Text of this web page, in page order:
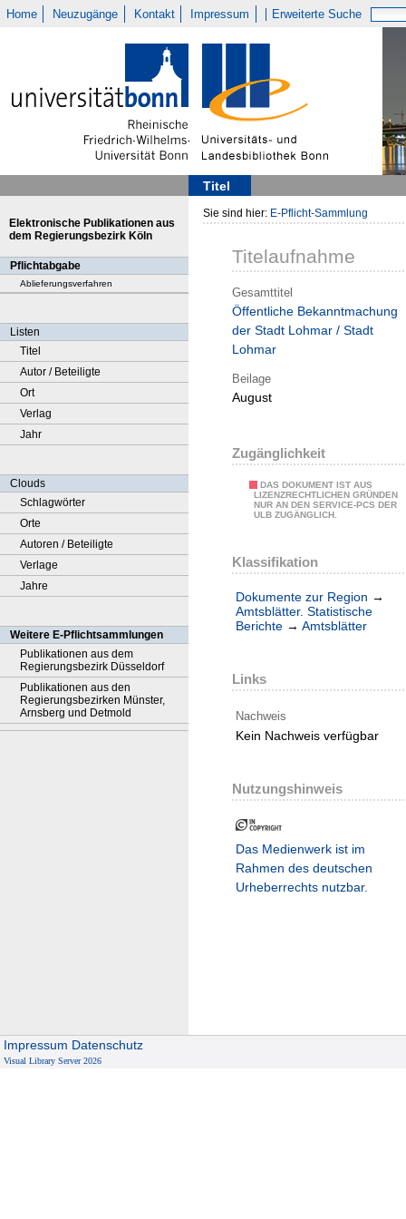
Home Neuzugänge Kontakt Impressum Erweiterte Suche
Titel
Elektronische Publikationen aus
dem Regierungsbezirk Köln
Pflichtabgabe
Ablieferungsverfahren
Listen
Titel
Autor / Beteiligte
Ort
Verlag
Jahr
Clouds
Schlagwörter
Orte
Autoren / Beteiligte
Verlage
Jahre
Weitere E-Pflichtsammlungen
Publikationen aus dem
Regierungsbezirk Düsseldorf
Publikationen aus den
Regierungsbezirken Münster,
Arnsberg und Detmold
Sie sind hier: E-Pflicht-Sammlung
Titelaufnahme
Gesamttitel
Öffentliche Bekanntmachung
der Stadt Lohmar / Stadt
Lohmar
Beilage
August
Zugänglichkeit
DAS DOKUMENT IST AUS
LIZENZRECHTLICHEN GRÜNDEN
NUR AN DEN SERVICE-PCS DER
ULB ZUGÄNGLICH.
Klassifikation
Dokumente zur Region →
Amtsblätter. Statistische
Berichte → Amtsblätter
Links
Nachweis
Kein Nachweis verfügbar
Nutzungshinweis
Das Medienwerk ist im
Rahmen des deutschen
Urheberrechts nutzbar.
Impressum Datenschutz
Visual Library Server 2026